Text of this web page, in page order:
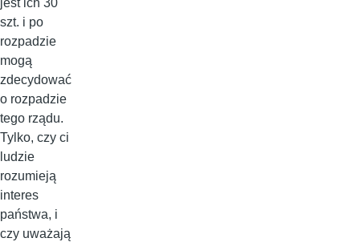
jest ich 30
szt. i po
rozpadzie
mogą
zdecydować
o rozpadzie
tego rządu.
Tylko, czy ci
ludzie
rozumieją
interes
państwa, i
czy uważają